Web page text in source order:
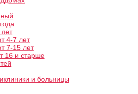
4-7 лет
7-15 лет
16 и старше
и больницы